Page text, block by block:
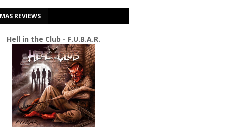
REVIEWS
Hell in the Club - F.U.B.A.R.